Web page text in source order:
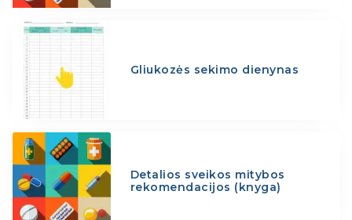
Gliukozės sekimo dienynas
Detalios sveikos mitybos
rekomendacijos (knyga)